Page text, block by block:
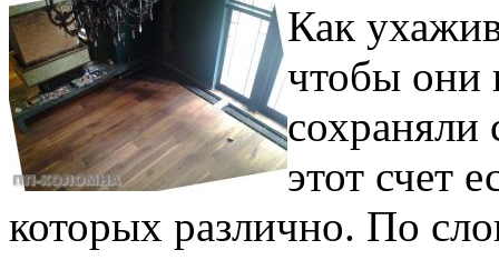
Как
чтобы они
сохраняли
этот счет
которых различно. По